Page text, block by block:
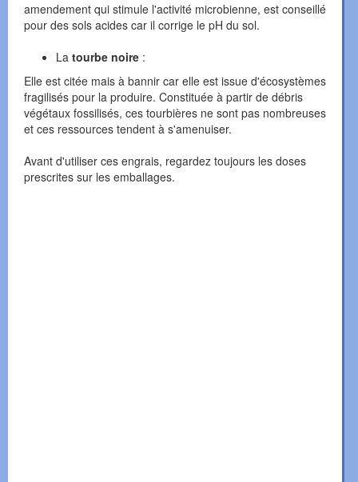
amendement qui stimule l'activité microbienne, est conseillé
pour des sols acides car il corrige le pH du sol.
La tourbe noire :
Elle est citée mais à bannir car elle est issue d'écosystèmes
fragilisés pour la produire. Constituée à partir de débris
végétaux fossilisés, ces tourbières ne sont pas nombreuses
et ces ressources tendent à s'amenuiser.
Avant d'utiliser ces engrais, regardez toujours les doses
prescrites sur les emballages.